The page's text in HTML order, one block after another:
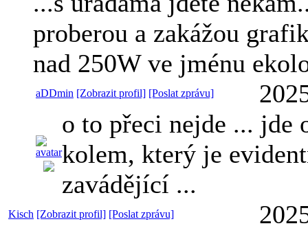
proberou a zakážou
nad 250W ve jménu
aDDmin [Zobrazit profil] [Poslat zprávu]
o to přeci nejde ... jde
kolem, který je
zavádějící ...
Kisch [Zobrazit profil] [Poslat zprávu]